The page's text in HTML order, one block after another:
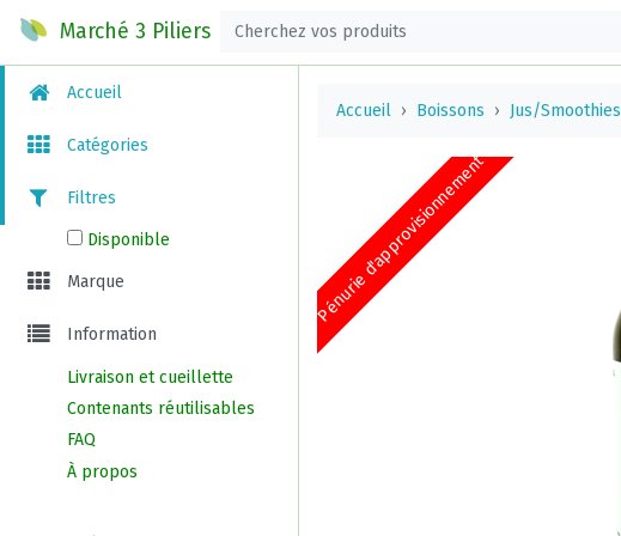
Marché 3 Piliers
Accueil
Catégories
Filtres
Disponible
Marque
Information
Livraison et cueillette
Contenants réutilisables
FAQ
À propos
Accueil Boissons Jus/Smoothies
Pénurie d'approvisionnement